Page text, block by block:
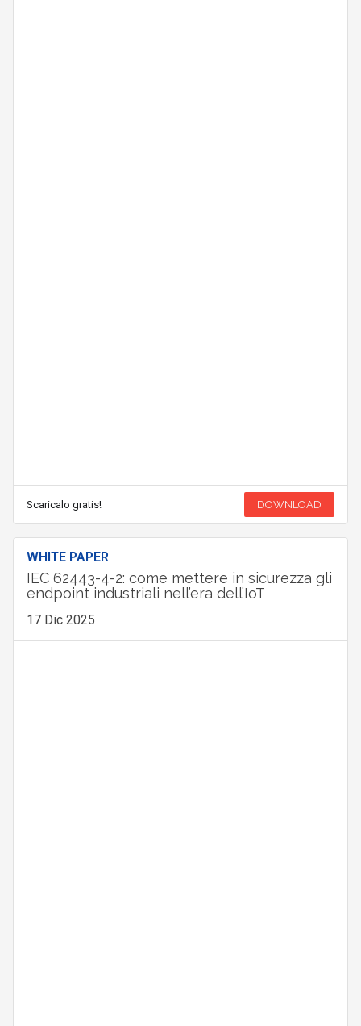
Scaricalo gratis! DOWNLOAD
WHITE PAPER
IEC 62443-4-2: come mettere in sicurezza gli
endpoint industriali nell’era dell’IoT
17 Dic 2025